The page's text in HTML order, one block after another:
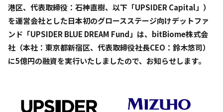
港区、代表取締役：石神直樹、以下「UPSIDER Capital」）
を運営会社とした日本初のグロースステージ向けデットファ
ンド「UPSIDER BLUE DREAM Fund」は、bitBiome株式会
社（本社：東京都新宿区、代表取締役社長CEO：鈴木悠司）
に5億円の融資を実行いたしましたので、お知らせします。